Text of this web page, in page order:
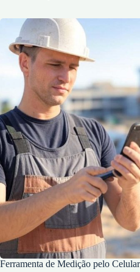
Ferramenta de Medição pelo